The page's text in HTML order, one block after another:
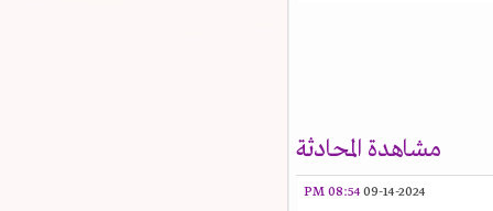
مشاهدة المحادثة
09-14-2024
08:54 PM